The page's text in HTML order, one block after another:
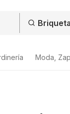
Moda,